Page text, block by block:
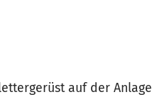
auf der Anlage